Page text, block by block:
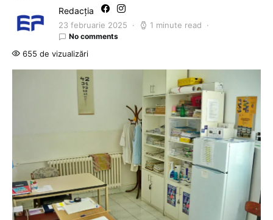
Redacția
23 februarie 2025 1 minute read
No comments
655 de vizualizări